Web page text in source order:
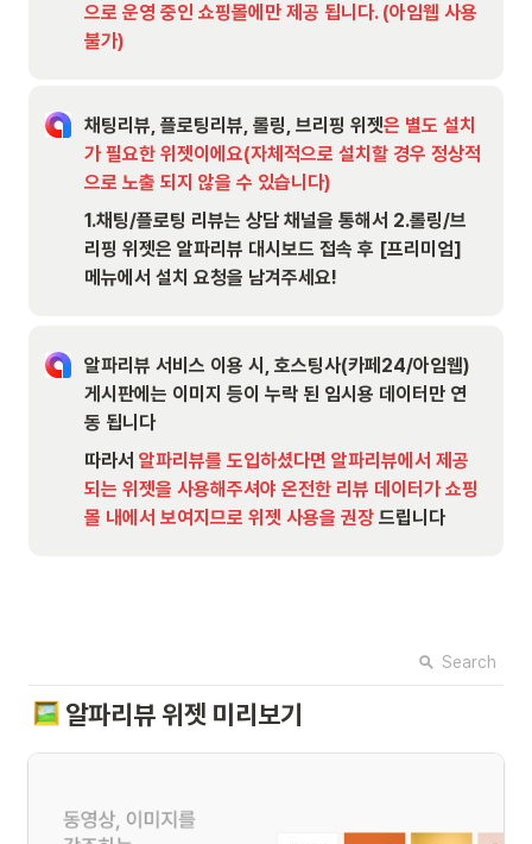
으로 운영 중인 쇼핑몰에만 제공 됩니다. (아임웹 사용
불가)
채팅리뷰, 플로팅리뷰, 롤링, 브리핑 위젯은 별도 설치
가 필요한 위젯이에요(자체적으로 설치할 경우 정상적
으로 노출 되지 않을 수 있습니다)
1.채팅/플로팅 리뷰는 상담 채널을 통해서 2.롤링/브
리핑 위젯은 알파리뷰 대시보드 접속 후 [프리미엄]
메뉴에서 설치 요청을 남겨주세요!
알파리뷰 서비스 이용 시, 호스팅사(카페24/아임웹)
게시판에는 이미지 등이 누락 된 임시용 데이터만 연
동 됩니다
따라서 알파리뷰를 도입하셨다면 알파리뷰에서 제공
되는 위젯을 사용해주셔야 온전한 리뷰 데이터가 쇼핑
몰 내에서 보여지므로 위젯 사용을 권장 드립니다
Search
알파리뷰 위젯 미리보기